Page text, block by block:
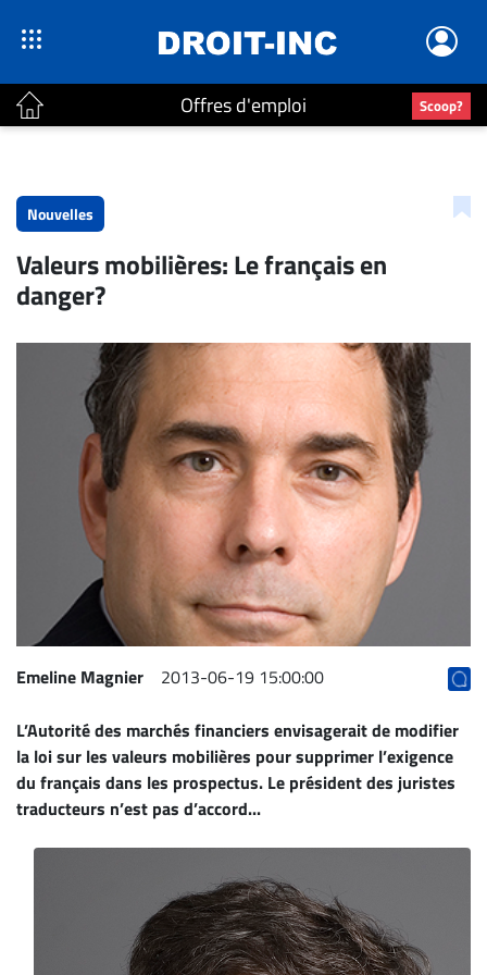
Offres d'emploi Scoop?
Accueil
Continu
Nominations
Bureaux
Conseillers
Juridiques
Campus
Carrière
Archives
CARRIÈRE
EMPLOIS
AVOCATS
JURISTES
Offres
d'emploi
Nouvelles
Valeurs mobilières: Le français en
danger?
Emeline Magnier 2013-06-19 15:00:00
L’Autorité des marchés financiers envisagerait de modifier
la loi sur les valeurs mobilières pour supprimer l’exigence
du français dans les prospectus. Le président des juristes
traducteurs n’est pas d’accord...